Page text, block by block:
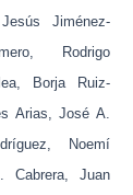
Jiménez-
Rodrigo
Borja Ruiz-
Arias, José A.
Noemí
Cabrera, Juan